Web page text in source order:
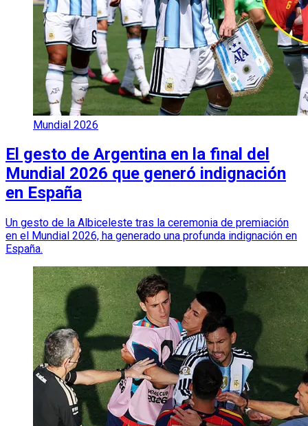
Mundial 2026
El gesto de Argentina en la final del
Mundial 2026 que generó indignación
en España
Un gesto de la Albiceleste tras la ceremonia de premiación
en el Mundial 2026, ha generado una profunda indignación en
España.